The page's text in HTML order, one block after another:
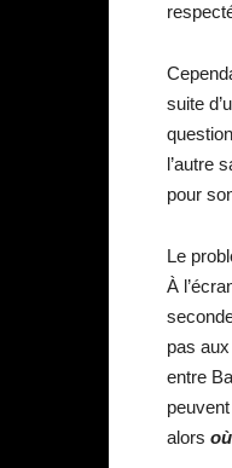
suite
l’autre
pour
Le
À
pas
entre
alors